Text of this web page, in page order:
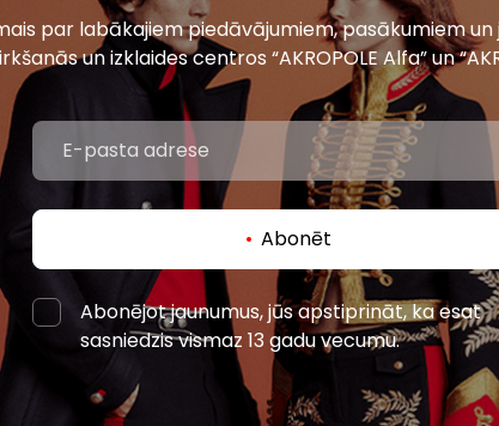
par labākajiem piedāvājumiem, pasākumiem
un izklaides centros “AKROPOLE Alfa” un
Abonēt
Abonējot jaunumus, jūs apstiprināt, ka esat
sasniedzis vismaz 13 gadu vecumu.